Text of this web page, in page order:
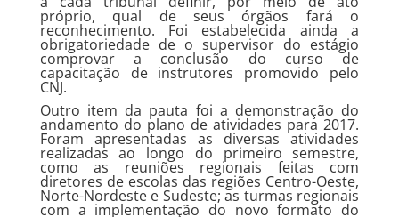
próprio, qual de seus órgãos fará o
reconhecimento. Foi estabelecida ainda a
obrigatoriedade de o supervisor do estágio
comprovar a conclusão do curso de
capacitação de instrutores promovido pelo
CNJ.
Outro item da pauta foi a demonstração do
andamento do plano de atividades para 2017.
Foram apresentadas as diversas atividades
realizadas ao longo do primeiro semestre,
como as reuniões regionais feitas com
diretores de escolas das regiões Centro-Oeste,
Norte-Nordeste e Sudeste; as turmas regionais
com a implementação do novo formato do